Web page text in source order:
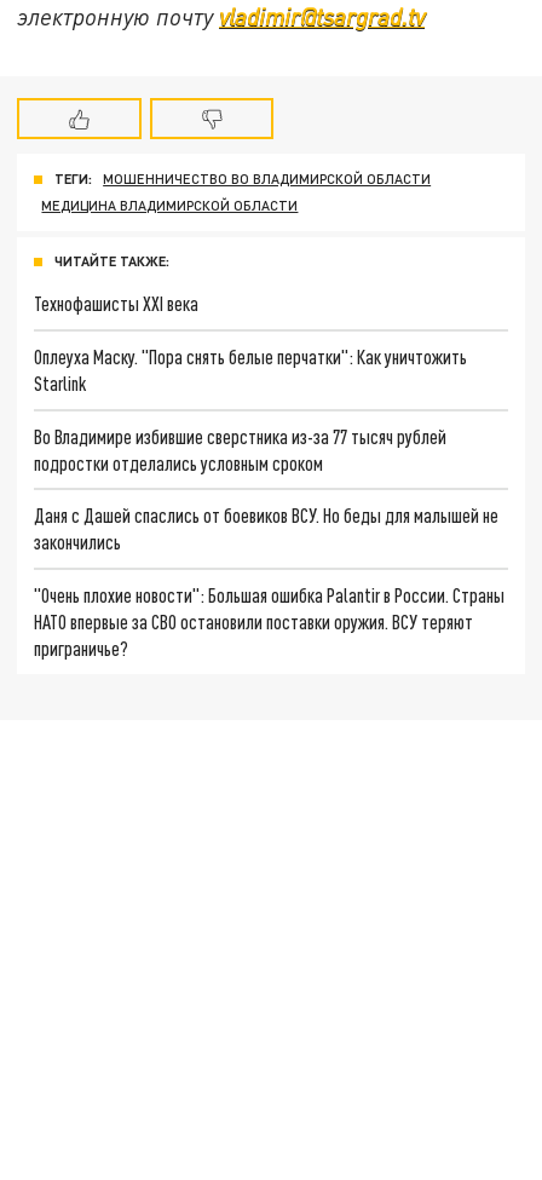
электронную почту vladimir@tsargrad.tv
ТЕГИ:
МОШЕННИЧЕСТВО ВО ВЛАДИМИРСКОЙ ОБЛАСТИ
МЕДИЦИНА ВЛАДИМИРСКОЙ ОБЛАСТИ
ЧИТАЙТЕ ТАКЖЕ:
Технофашисты XXI века
Оплеуха Маску. "Пора снять белые перчатки": Как уничтожить
Starlink
Во Владимире избившие сверстника из-за 77 тысяч рублей
подростки отделались условным сроком
Даня с Дашей спаслись от боевиков ВСУ. Но беды для малышей не
закончились
"Очень плохие новости": Большая ошибка Palantir в России. Страны
НАТО впервые за СВО остановили поставки оружия. ВСУ теряют
приграничье?